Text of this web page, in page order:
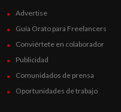
Advertise
Guía Orato para Freelancers
Conviértete en colaborador
Publicidad
Comunidados de prensa
Oportunidades de trabajo